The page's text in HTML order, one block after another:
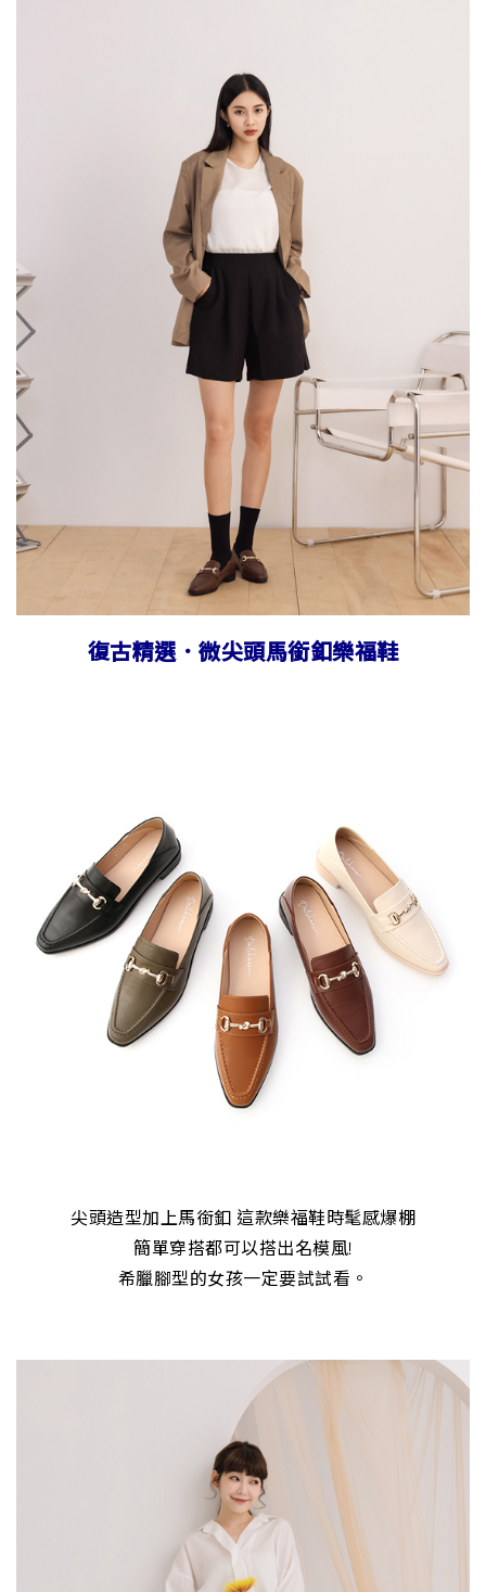
復古精選．微尖頭馬銜釦樂福鞋
尖頭造型加上馬銜釦 這款樂福鞋時髦感爆棚
簡單穿搭都可以搭出名模風!
希臘腳型的女孩一定要試試看。